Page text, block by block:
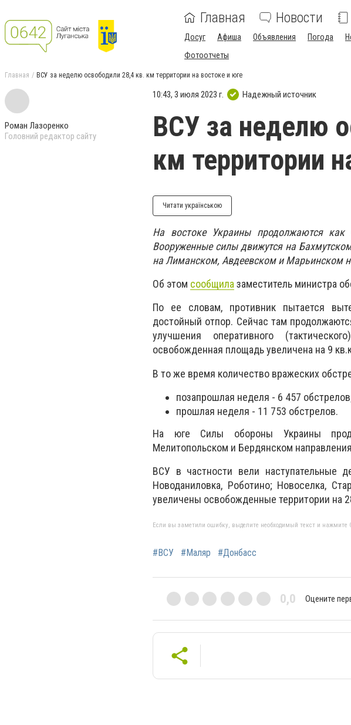
Главная Новости
Досуг Афиша Объявления Погода
Фотоотчеты
Главная ВСУ за неделю освободили 28,4 кв. км территории на востоке и юге
Роман Лазоренко
Головний редактор сайту
10:43, 3 июля 2023 г. Надежный источник
ВСУ за неделю
км территории
Читати українською
На востоке Украины продолжаются как
Вооруженные силы движутся на
на Лиманском, Авдеевском и Марьинском
Об этом сообщила заместитель министра
По ее словам, противник пытается
достойный отпор. Сейчас там
улучшения оперативного
освобожденная площадь увеличена на 9
В то же время количество вражеских
позапрошлая неделя - 6 457
прошлая неделя - 11 753 обстрелов.
На юге Силы обороны Украины
Мелитопольском и Бердянском
ВСУ в частности вели наступательные
Новоданиловка, Роботино; Новоселка,
увеличены освобожденные территории на
Если вы заметили ошибку, выделите необходимый текст и нажмите
#ВСУ #Маляр #Донбасс
0,0 Оцените